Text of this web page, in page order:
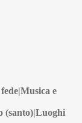
e
(santo)|Luoghi